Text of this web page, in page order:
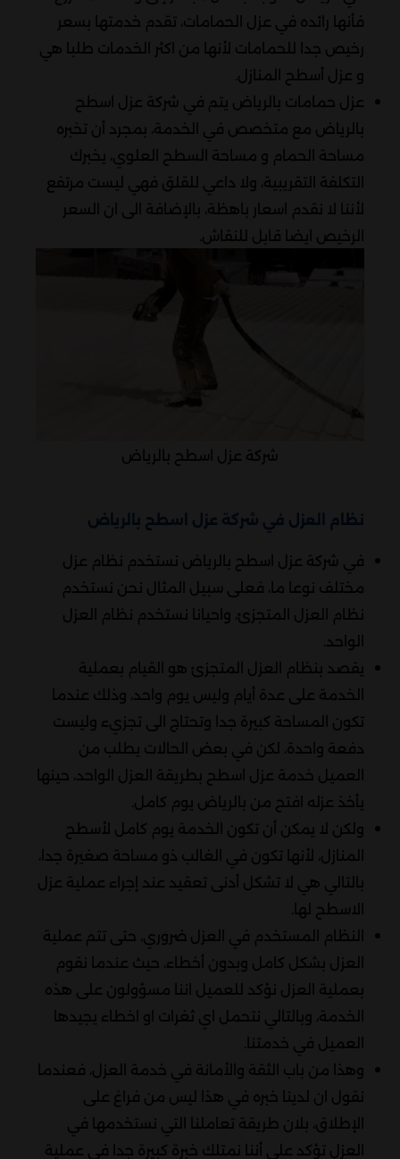
فأنها رائده في عزل الحمامات، تقدم خدمتها بسعر
رخيص جدا للحمامات لأنها من اكثر الخدمات طلبا هي
و عزل أسطح المنازل.
عزل حمامات بالرياض يتم في شركة عزل اسطح
بالرياض مع متخصص في الخدمة، بمجرد أن تخبره
مساحة الحمام و مساحة السطح العلوي، يخبرك
التكلفة التقريبية، ولا داعي للقلق فهي ليست مرتفع
لأننا لا نقدم اسعار باهظة، بالإضافة الى ان السعر
الرخيص ايضا قابل للنقاش.
شركة عزل اسطح بالرياض
نظام العزل في شركة عزل اسطح بالرياض
في شركة عزل اسطح بالرياض نستخدم نظام عزل
مختلف نوعا ما، فعلى سبيل المثال نحن نستخدم
نظام العزل المتجزئ، واحيانا نستخدم نظام العزل
الواحد.
يقصد بنظام العزل المتجزئ هو القيام بعملية
الخدمة على عدة أيام وليس يوم واحد، وذلك عندما
تكون المساحة كبيرة جدا وتحتاج الى تجزيء وليست
دفعة واحدة، لكن في بعض الحالات يطلب من
العميل خدمة عزل اسطح بطريقة العزل الواحد، حينها
يأخذ عزله افتح من بالرياض يوم كامل.
ولكن لا يمكن أن تكون الخدمة يوم كامل لأسطح
المنازل، لأنها تكون في الغالب ذو مساحة صغيرة جدا،
بالتالي هي لا تشكل أدنى تعقيد عند إجراء عملية عزل
الاسطح لها.
النظام المستخدم في العزل ضروري، حتى تتم عملية
العزل بشكل كامل وبدون أخطاء، حيث عندما نقوم
بعملية العزل نؤكد للعميل اننا مسؤولون على هذه
الخدمة، وبالتالي نتحمل اي ثغرات او اخطاء يجيدها
العميل في خدمتنا.
وهذا من باب الثقة والأمانة في خدمة العزل، فعندما
نقول ان لدينا خبره في هذا ليس من فراغ على
الإطلاق، بلان طريقة تعاملنا التي نستخدمها في
العزل تؤكد على أننا نمتلك خبرة كبيرة جدا في عملية